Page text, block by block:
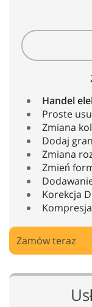
Handel
Proste
Zmiana
Dodaj
Zmiana
Zmień
Korekcja
Kompresja
Zamów teraz